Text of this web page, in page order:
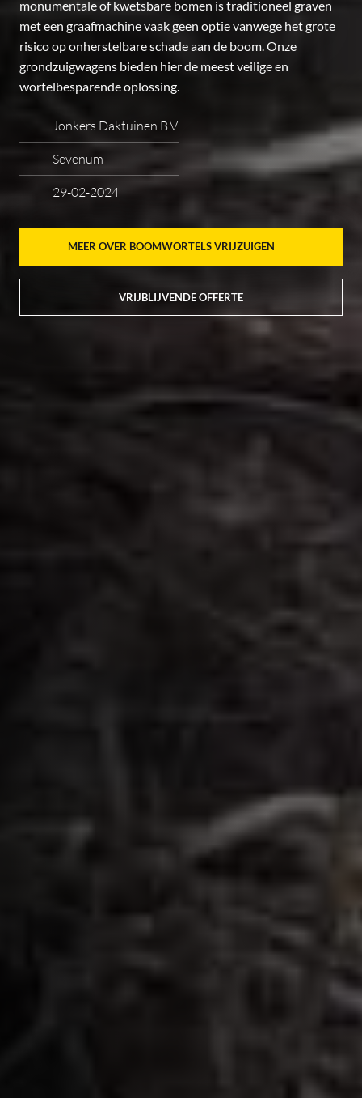
monumentale of kwetsbare bomen is traditioneel graven
met een graafmachine vaak geen optie vanwege het grote
risico op onherstelbare schade aan de boom. Onze
grondzuigwagens bieden hier de meest veilige en
wortelbesparende oplossing.
Jonkers Daktuinen B.V.
Sevenum
29-02-2024
MEER OVER BOOMWORTELS VRIJZUIGEN
VRIJBLIJVENDE OFFERTE